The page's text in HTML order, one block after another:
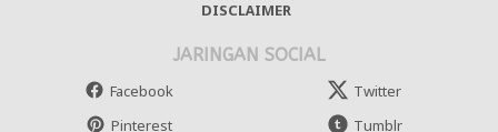
DISCLAIMER
JARINGAN SOCIAL
Facebook
Twitter
Pinterest
Tumblr